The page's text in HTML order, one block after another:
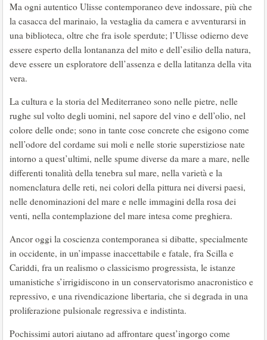
Ma ogni autentico Ulisse contemporaneo deve indossare, più che
la casacca del marinaio, la vestaglia da camera e avventurarsi in
una biblioteca, oltre che fra isole sperdute; l’Ulisse odierno deve
essere esperto della lontananza del mito e dell’esilio della natura,
deve essere un esploratore dell’assenza e della latitanza della vita
vera.
La cultura e la storia del Mediterraneo sono nelle pietre, nelle
rughe sul volto degli uomini, nel sapore del vino e dell’olio, nel
colore delle onde; sono in tante cose concrete che esigono come
nell’odore del cordame sui moli e nelle storie superstiziose nate
intorno a quest’ultimi, nelle spume diverse da mare a mare, nelle
differenti tonalità della tenebra sul mare, nella varietà e la
nomenclatura delle reti, nei colori della pittura nei diversi paesi,
nelle denominazioni del mare e nelle immagini della rosa dei
venti, nella contemplazione del mare intesa come preghiera.
Ancor oggi la coscienza contemporanea si dibatte, specialmente
in occidente, in un’impasse inaccettabile e fatale, fra Scilla e
Cariddi, fra un realismo o classicismo progressista, le istanze
umanistiche s’irrigidiscono in un conservatorismo anacronistico e
repressivo, e una rivendicazione libertaria, che si degrada in una
proliferazione pulsionale regressiva e indistinta.
Pochissimi autori aiutano ad affrontare quest’ingorgo come